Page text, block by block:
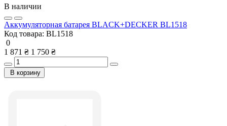
В наличии
Аккумуляторная батарея BLACK+DECKER BL1518
Код товара: BL1518
0
1 871 ₴ 1 750 ₴
В корзину